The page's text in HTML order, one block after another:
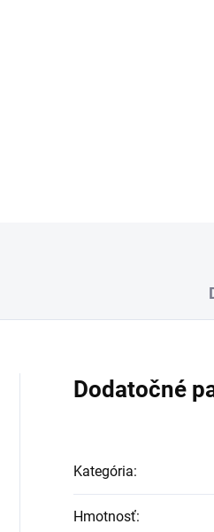
Dodatočné
Kategória:
Hmotnosť: